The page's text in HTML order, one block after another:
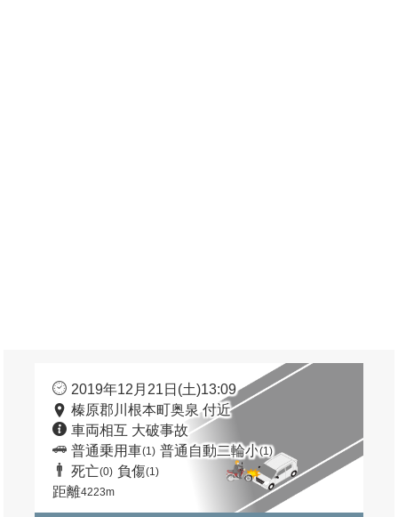
2019年12月21日(土)13:09
榛原郡川根本町奥泉 付近
車両相互 大破事故
普通乗用車(1) 普通自動二輪小(1)
死亡(0) 負傷(1)
距離4223m